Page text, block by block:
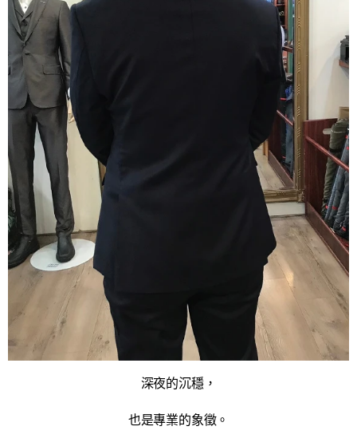
深夜的沉穩，
也是專業的象徵。